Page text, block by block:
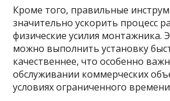
Кроме того, правильные
значительно ускорить процесс
физические усилия монтажника.
можно выполнить установку
качественнее, что особенно
обслуживании коммерческих
условиях ограниченного